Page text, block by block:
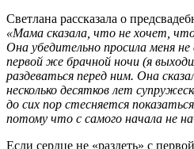
Светлана рассказала о
«Мама сказала, что не хочет,
Она убедительно просила меня
первой же брачной ночи (я
раздеваться перед ним. Она
несколько десятков лет
до сих пор стесняется
потому что с самого начала не
Если сердце не «раздеть» с